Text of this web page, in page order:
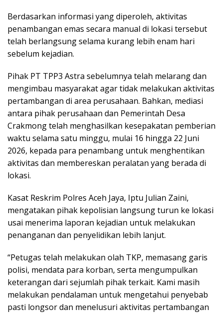
Berdasarkan informasi yang diperoleh, aktivitas
penambangan emas secara manual di lokasi tersebut
telah berlangsung selama kurang lebih enam hari
sebelum kejadian.
Pihak PT TPP3 Astra sebelumnya telah melarang dan
mengimbau masyarakat agar tidak melakukan aktivitas
pertambangan di area perusahaan. Bahkan, mediasi
antara pihak perusahaan dan Pemerintah Desa
Crakmong telah menghasilkan kesepakatan pemberian
waktu selama satu minggu, mulai 16 hingga 22 Juni
2026, kepada para penambang untuk menghentikan
aktivitas dan membereskan peralatan yang berada di
lokasi.
Kasat Reskrim Polres Aceh Jaya, Iptu Julian Zaini,
mengatakan pihak kepolisian langsung turun ke lokasi
usai menerima laporan kejadian untuk melakukan
penanganan dan penyelidikan lebih lanjut.
“Petugas telah melakukan olah TKP, memasang garis
polisi, mendata para korban, serta mengumpulkan
keterangan dari sejumlah pihak terkait. Kami masih
melakukan pendalaman untuk mengetahui penyebab
pasti longsor dan menelusuri aktivitas pertambangan